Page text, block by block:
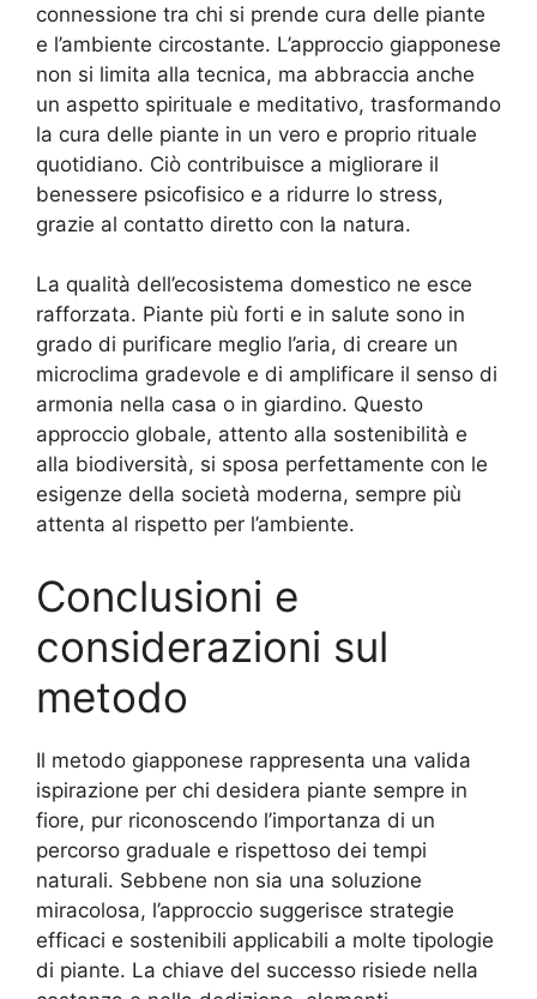
connessione tra chi si prende cura delle piante
e l’ambiente circostante. L’approccio giapponese
non si limita alla tecnica, ma abbraccia anche
un aspetto spirituale e meditativo, trasformando
la cura delle piante in un vero e proprio rituale
quotidiano. Ciò contribuisce a migliorare il
benessere psicofisico e a ridurre lo stress,
grazie al contatto diretto con la natura.
La qualità dell’ecosistema domestico ne esce
rafforzata. Piante più forti e in salute sono in
grado di purificare meglio l’aria, di creare un
microclima gradevole e di amplificare il senso di
armonia nella casa o in giardino. Questo
approccio globale, attento alla sostenibilità e
alla biodiversità, si sposa perfettamente con le
esigenze della società moderna, sempre più
attenta al rispetto per l’ambiente.
Conclusioni e
considerazioni sul
metodo
Il metodo giapponese rappresenta una valida
ispirazione per chi desidera piante sempre in
fiore, pur riconoscendo l’importanza di un
percorso graduale e rispettoso dei tempi
naturali. Sebbene non sia una soluzione
miracolosa, l’approccio suggerisce strategie
efficaci e sostenibili applicabili a molte tipologie
di piante. La chiave del successo risiede nella